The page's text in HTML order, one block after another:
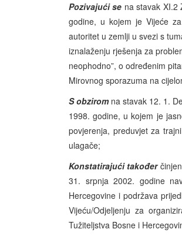
Pozivajući se na stavak XI.2
godine, u kojem je Vijeće
autoritet u zemlji u svezi s
iznalaženju rješenja za
neophodno”, o određenim
Mirovnog sporazuma na
S obzirom na stavak 12. 1.
1998. godine, u kojem je
povjerenja, preduvjet za
ulagače;
Konstatirajući također
31. srpnja 2002. godine
Hercegovine i podržava
Vijeću/Odjeljenju za
Tužiteljstva Bosne i